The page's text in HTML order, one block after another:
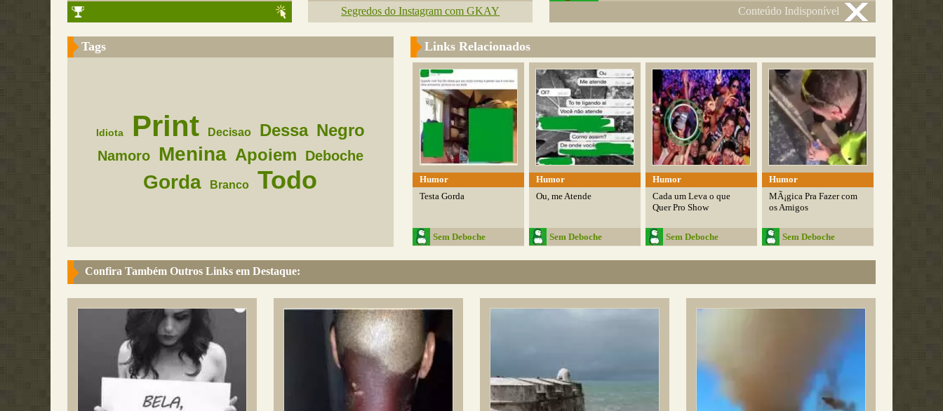
Segredos do Instagram com GKAY Conteúdo Indisponível
Tags
Idiota Print Decisao Dessa Negro
Namoro Menina Apoiem Deboche
Gorda Branco Todo
Links Relacionados
Humor
Testa Gorda
Sem Deboche
Humor
Ou, me Atende
Sem Deboche
Humor
Cada um Leva o que
Quer Pro Show
Sem Deboche
Humor
MÃ¡gica Pra Fazer com
os Amigos
Sem Deboche
Confira Também Outros Links em Destaque: